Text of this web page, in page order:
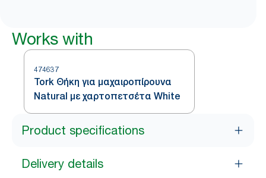
Works with
474637
Tork Θήκη για μαχαιροπίρουνα
Natural με χαρτοπετσέτα White
Product specifications
Delivery details